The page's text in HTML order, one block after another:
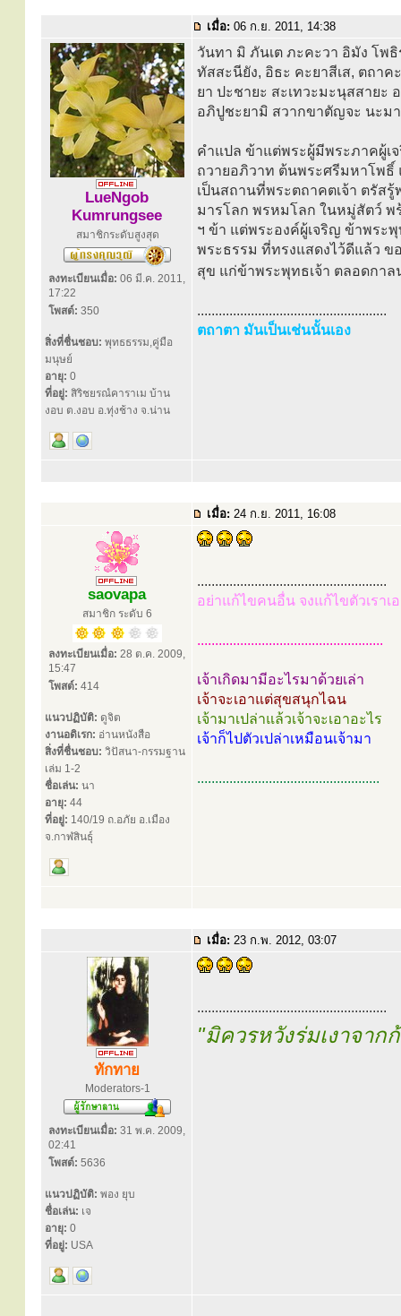
เมื่อ: 06 ก.ย. 2011, 14:38
LueNgob
Kumrungsee
สมาชิกระดับสูงสุด
ลงทะเบียนเมื่อ: 06 มี.ค. 2011,
17:22
โพสต์: 350
สิ่งที่ชื่นชอบ: พุทธธรรม,คู่มือ
มนุษย์
อายุ: 0
ที่อยู่: สิริชยรณํคาราเม บ้าน
งอบ ต.งอบ อ.ทุ่งช้าง จ.น่าน
วันทา มิ ภันเต ภะคะวา อิมัง โพ
ทัสสะนียัง, อิธะ คะยาสีเส, ตถาค
ยา ปะชายะ สะเทวะมะนุสสายะ
อภิปูชะยามิ สวากขาตัญจะ นะม
คำแปล ข้าแต่พระผู้มีพระภาคผู้เ
ถวายอภิวาท ต้นพระศรีมหาโพธิ์
เป็นสถานที่พระตถาคตเจ้า ตรัส
มารโลก พรหมโลก ในหมู่สัตว์
ฯ ข้า แต่พระองค์ผู้เจริญ ข้าพระ
พระธรรม ที่ทรงแสดงไว้ดีแล้ว ข
สุข แก่ข้าพระพุทธเจ้า ตลอดกา
.....................................................
ตถาตา มันเป็นเช่นนั้นเอง
เมื่อ: 24 ก.ย. 2011, 16:08
saovapa
สมาชิก ระดับ 6
ลงทะเบียนเมื่อ: 28 ต.ค. 2009,
15:47
โพสต์: 414
แนวปฏิบัติ: ดูจิต
งานอดิเรก: อ่านหนังสือ
สิ่งที่ชื่นชอบ: วิปัสนา-กรรมฐาน
เล่ม 1-2
ชื่อเล่น: นา
อายุ: 44
ที่อยู่: 140/19 ถ.อภัย อ.เมือง
จ.กาฬสินธุ์
.....................................................
อย่าแก้ไขคนอื่น จงแก้ไขตัวเราเ
....................................................
เจ้าเกิดมามีอะไรมาด้วยเล่า
เจ้าจะเอาแต่สุขสนุกไฉน
เจ้ามาเปล่าแล้วเจ้าจะเอาอะไร
เจ้าก็ไปตัวเปล่าเหมือนเจ้ามา
...................................................
เมื่อ: 23 ก.พ. 2012, 03:07
ทักทาย
Moderators-1
ลงทะเบียนเมื่อ: 31 พ.ค. 2009,
02:41
โพสต์: 5636
แนวปฏิบัติ: พอง ยุบ
ชื่อเล่น: เจ
อายุ: 0
ที่อยู่: USA
.....................................................
"มิควรหวังร่มเงาจาก